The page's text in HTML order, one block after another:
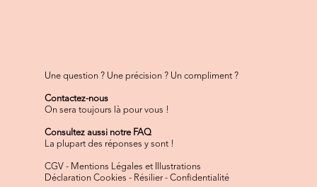
Une question ? Une précision ? Un compliment ?
Contactez-nous
On sera toujours là pour vous !
Consultez aussi notre FAQ
La plupart des réponses y sont !
CGV - Mentions Légales et Illustrations
Déclaration Cookies - Résilier- Confidentialité